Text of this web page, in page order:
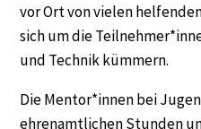
vor Ort von vielen
sich um die
und Technik kümmern.
Die Mentor*innen bei
ehrenamtlichen Stunden